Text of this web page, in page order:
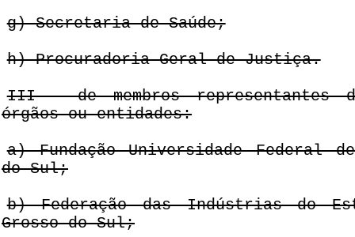
g) Secretaria de Saúde;
h) Procuradoria Geral de Justiça.
III - de membros representantes
órgãos ou entidades:
a) Fundação Universidade Federal
do Sul;
b) Federação das Indústrias do
Grosso do Sul;